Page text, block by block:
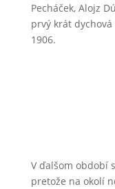
Pecháček, Alojz
prvý krát
1906.
V ďalšom období
pretože na okolí